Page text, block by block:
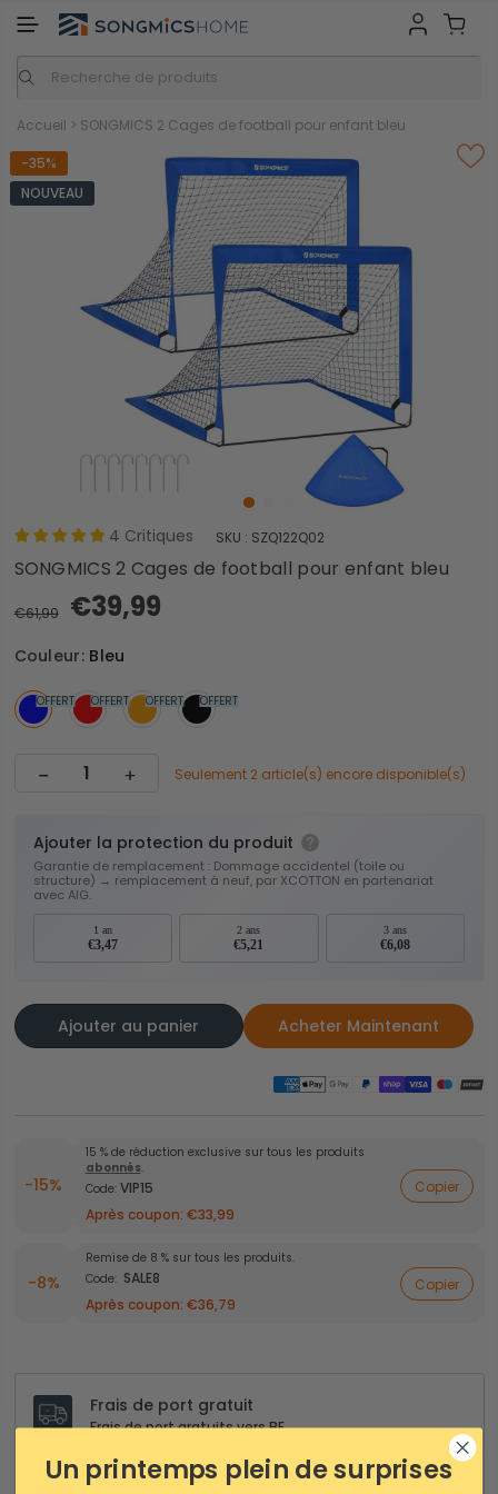
Accueil > SONGMICS 2 Cages de football pour enfant bleu
-35%
NOUVEAU
4 Critiques SKU : SZQ122Q02
SONGMICS 2 Cages de football pour enfant bleu
€61,99 €39,99
Couleur: Bleu
OFFERT OFFERT OFFERT OFFERT
Seulement 2 article(s) encore disponible(s)
Ajouter la protection du produit
Garantie de remplacement : Dommage accidentel (toile ou
structure) → remplacement à neuf, par XCOTTON en partenariat
avec AIG.
1 an
€3,47
2 ans
€5,21
3 ans
€6,08
Ajouter au panier Acheter Maintenant
-15%
15 % de réduction exclusive sur tous les produits
abonnés.
Code: VIP15
Après coupon: €33,99
Copier
-8%
Remise de 8 % sur tous les produits.
Code: SALE8
Après coupon: €36,79
Copier
Frais de port gratuit
Frais de port gratuits vers BE
Retour sous 30 jours
HOME Inspiration Nos marques
Un printemps plein de surprises